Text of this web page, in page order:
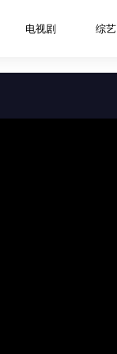
电视剧 综艺